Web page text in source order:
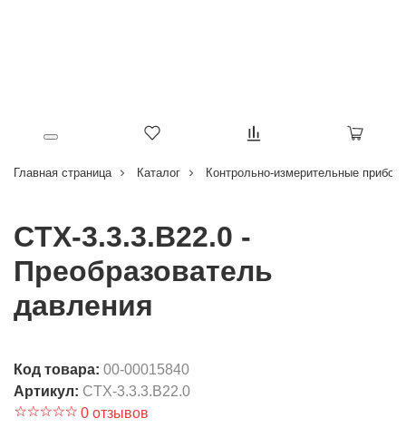
Главная страница Каталог Контрольно-измерительные
CTX-3.3.3.B22.0 -
Преобразователь
давления
Код товара: 00-00015840
Артикул: CTX-3.3.3.B22.0
0 отзывов